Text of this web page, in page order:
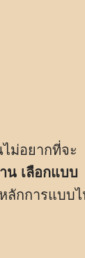
ม่อยากที่จะ
น เลือกแบบ
ลักการแบบ